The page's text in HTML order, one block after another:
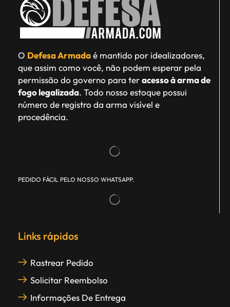
O Defesa Armadaé mantido por idealizadores,
que assim como você, não podem esperar pela
permissão do governo para teracesso à arma de
fogo legalizada. Todo nosso estoque possui
número de registro da arma visível e
procedência.
PEDIDO FÁCIL PELO NOSSO WHATSAPP.
Links rápidos
Rastrear Pedido
Solicitar Reembolso
Informações De Entrega